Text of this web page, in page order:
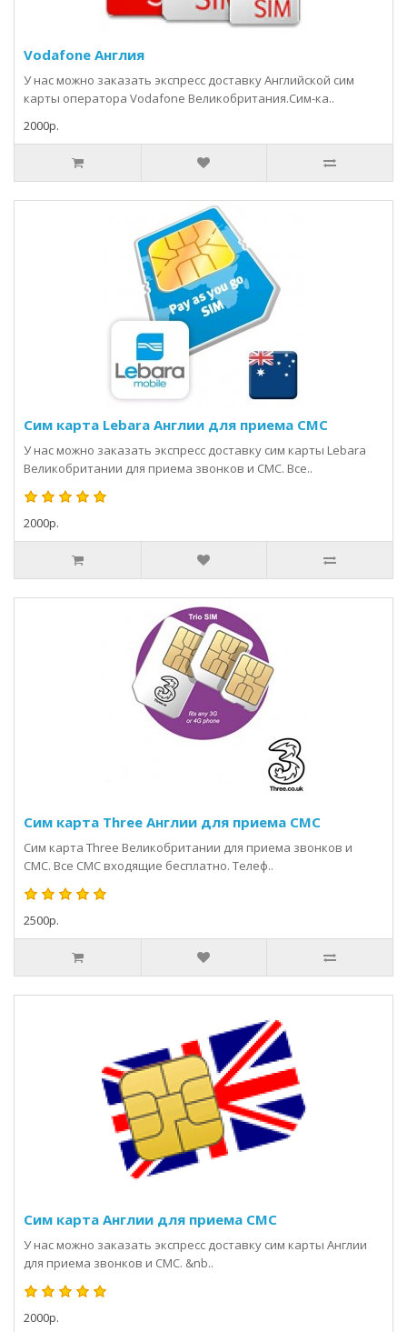
Vodafone Англия
У нас можно заказать экспресс доставку Английской сим
карты оператора Vodafone Великобритания.Сим-ка..
2000р.
Сим карта Lebara Англии для приема СМС
У нас можно заказать экспресс доставку сим карты Lebara
Великобритании для приема звонков и СМС. Все..
2000р.
Сим карта Three Англии для приема СМС
Сим карта Three Великобритании для приема звонков и
СМС. Все СМС входящие бесплатно. Телеф..
2500р.
Сим карта Англии для приема СМС
У нас можно заказать экспресс доставку сим карты Англии
для приема звонков и СМС. &nb..
2000р.